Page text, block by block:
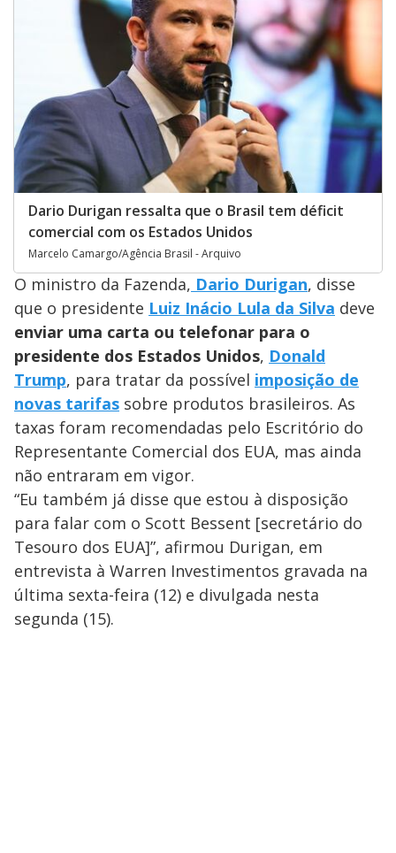
Dario Durigan ressalta que o Brasil tem déficit
comercial com os Estados Unidos
Marcelo Camargo/Agência Brasil - Arquivo
O ministro da Fazenda, Dario Durigan, disse
que o presidente Luiz Inácio Lula da Silva deve
enviar uma carta ou telefonar para o
presidente dos Estados Unidos, Donald
Trump, para tratar da possível imposição de
novas tarifas sobre produtos brasileiros. As
taxas foram recomendadas pelo Escritório do
Representante Comercial dos EUA, mas ainda
não entraram em vigor.
“Eu também já disse que estou à disposição
para falar com o Scott Bessent [secretário do
Tesouro dos EUA]”, afirmou Durigan, em
entrevista à Warren Investimentos gravada na
última sexta-feira (12) e divulgada nesta
segunda (15).